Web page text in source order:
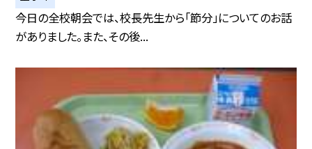
今日の全校朝会では、校長先生から「節分」についてのお話
がありました。また、その後...